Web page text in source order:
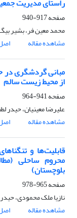
راستای مدیریت
صفحه917-940
محمد معین فر، بشیر بیگ
مشاهده مقاله
مبانی گردشگری در
از محیط زیست سالم
صفحه941-964
علیرضا معینیان، حیدر
مشاهده مقاله
قابلیت‌ها و
محروم ساحلی
بلوچستان‌)
صفحه965-978
نازیا ملک محمودی،
مشاهده مقاله